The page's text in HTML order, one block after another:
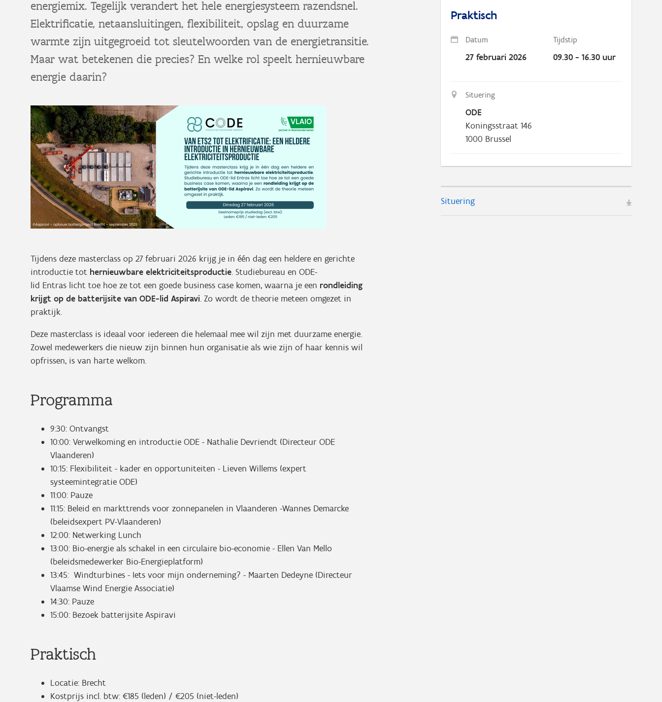
energiemix. Tegelijk verandert het hele energiesysteem razendsnel.
Elektrificatie, netaansluitingen, flexibiliteit, opslag en duurzame
warmte zijn uitgegroeid tot sleutelwoorden van de energietransitie.
Maar wat betekenen die precies? En welke rol speelt hernieuwbare
energie daarin?
Tijdens deze masterclass op 27 februari 2026 krijg je in één dag een heldere en gerichte
introductie tot hernieuwbare elektriciteitsproductie. Studiebureau en ODE-
lid Entras licht toe hoe ze tot een goede business case komen, waarna je een rondleiding
krijgt op de batterijsite van ODE-lid Aspiravi. Zo wordt de theorie meteen omgezet in
praktijk.
Deze masterclass is ideaal voor iedereen die helemaal mee wil zijn met duurzame energie.
Zowel medewerkers die nieuw zijn binnen hun organisatie als wie zijn of haar kennis wil
opfrissen, is van harte welkom.
Programma
9:30: Ontvangst
10:00: Verwelkoming en introductie ODE - Nathalie Devriendt (Directeur ODE
Vlaanderen)
10:15: Flexibiliteit - kader en opportuniteiten - Lieven Willems (expert
systeemintegratie ODE)
11:00: Pauze
11:15: Beleid en markttrends voor zonnepanelen in Vlaanderen -Wannes Demarcke
(beleidsexpert PV-Vlaanderen)
12:00: Netwerking Lunch
13:00: Bio-energie als schakel in een circulaire bio-economie - Ellen Van Mello
(beleidsmedewerker Bio-Energieplatform)
13:45: Windturbines - Iets voor mijn onderneming? - Maarten Dedeyne (Directeur
Vlaamse Wind Energie Associatie)
14:30: Pauze
15:00: Bezoek batterijsite Aspiravi
Praktisch
Locatie: Brecht
Kostprijs incl. btw: €185 (leden) / €205 (niet-leden)
Praktisch
Datum Tijdstip
27 februari 2026 09.30 - 16.30 uur
Situering
ODE
Koningsstraat 146
1000 Brussel
Situering